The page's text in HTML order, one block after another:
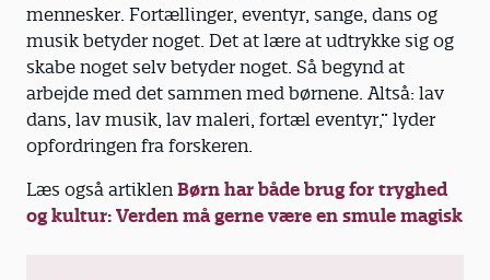
mennesker. Fortællinger, eventyr, sange, dans og
musik betyder noget. Det at lære at udtrykke sig og
skabe noget selv betyder noget. Så begynd at
arbejde med det sammen med børnene. Altså: lav
dans, lav musik, lav maleri, fortæl eventyr,” lyder
opfordringen fra forskeren.
Læs også artiklen Børn har både brug for tryghed
og kultur: Verden må gerne være en smule magisk